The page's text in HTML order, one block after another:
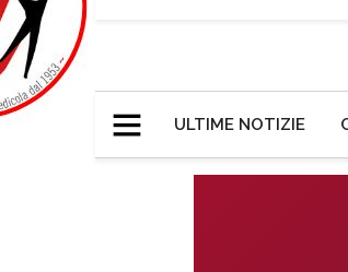
ULTIME NOTIZIE